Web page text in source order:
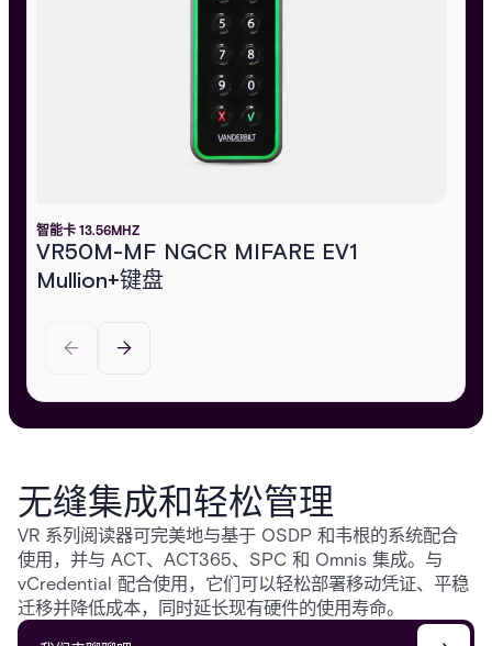
智能卡 13.56MHZ
VR50M-MF NGCR MIFARE EV1
Mullion+键盘
无缝集成和轻松管理
VR 系列阅读器可完美地与基于 OSDP 和韦根的系统配合
使用，并与 ACT、ACT365、SPC 和 Omnis 集成。与
vCredential 配合使用，它们可以轻松部署移动凭证、平稳
迁移并降低成本，同时延长现有硬件的使用寿命。